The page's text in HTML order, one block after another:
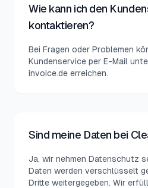
Wie kann ich den
kontaktieren?
Bei Fragen oder Problemen
Kundenservice per E-Mail
invoice.de erreichen.
Sind meine Daten bei
Ja, wir nehmen Datenschutz
Daten werden verschlüsselt
Dritte weitergegeben. Wir